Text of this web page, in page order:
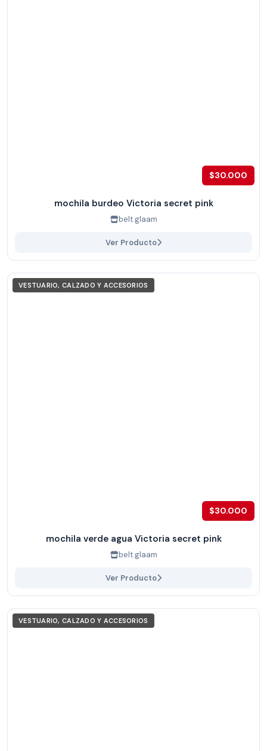
$30.000
mochila burdeo Victoria secret pink
belt.glaam
Ver Producto
VESTUARIO, CALZADO Y ACCESORIOS
$30.000
mochila verde agua Victoria secret pink
belt.glaam
Ver Producto
VESTUARIO, CALZADO Y ACCESORIOS